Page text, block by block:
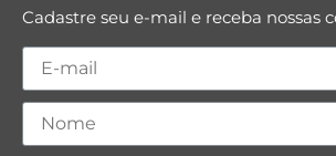
Cadastre seu e-mail e receba nossas